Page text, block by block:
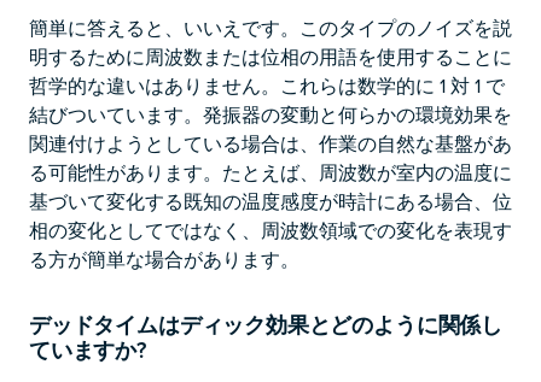
簡単に答えると、いいえです。このタイプのノイズを説
明するために周波数または位相の用語を使用することに
哲学的な違いはありません。これらは数学的に 1 対 1 で
結びついています。発振器の変動と何らかの環境効果を
関連付けようとしている場合は、作業の自然な基盤があ
る可能性があります。たとえば、周波数が室内の温度に
基づいて変化する既知の温度感度が時計にある場合、位
相の変化としてではなく、周波数領域での変化を表現す
る方が簡単な場合があります。
デッドタイムはディック効果とどのように関係し
ていますか?